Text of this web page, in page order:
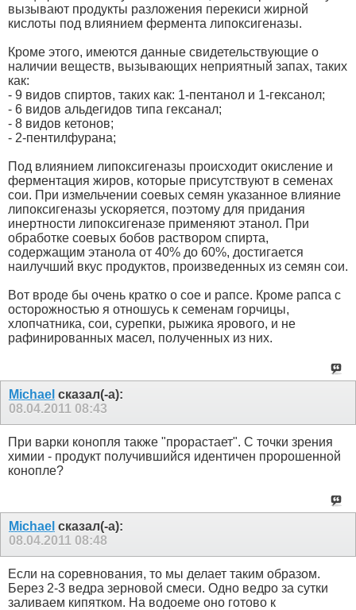
вызывают продукты разложения перекиси жирной
кислоты под влиянием фермента липоксигеназы.
Кроме этого, имеются данные свидетельствующие о
наличии веществ, вызывающих неприятный запах, таких
как:
- 9 видов спиртов, таких как: 1-пентанол и 1-гексанол;
- 6 видов альдегидов типа гексанал;
- 8 видов кетонов;
- 2-пентилфурана;
Под влиянием липоксигеназы происходит окисление и
ферментация жиров, которые присутствуют в семенах
сои. При измельчении соевых семян указанное влияние
липоксигеназы ускоряется, поэтому для придания
инертности липоксигеназе применяют этанол. При
обработке соевых бобов раствором спирта,
содержащим этанола от 40% до 60%, достигается
наилучший вкус продуктов, произведенных из семян сои.
Вот вроде бы очень кратко о сое и рапсе. Кроме рапса с
осторожностью я отношусь к семенам горчицы,
хлопчатника, сои, сурепки, рыжика ярового, и не
рафинированных масел, полученных из них.
Michael сказал(-а):
08.04.2011 08:43
При варки конопля также "прорастает". С точки зрения
химии - продукт получившийся идентичен пророшенной
конопле?
Michael сказал(-а):
08.04.2011 08:48
Если на соревнования, то мы делает таким образом.
Берез 2-3 ведра зерновой смеси. Одно ведро за сутки
заливаем кипятком. На водоеме оно готово к